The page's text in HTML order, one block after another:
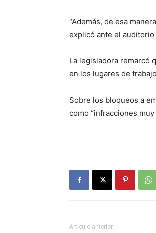
“Además, de esa
explicó ante el
La legisladora remarcó
en los lugares de
Sobre los bloqueos a
como “infracciones muy
Artículo anterior